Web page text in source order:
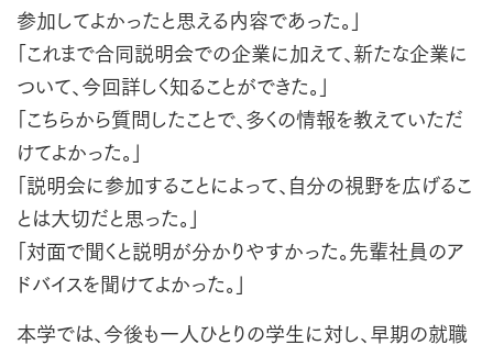
参加してよかったと思える内容であった。」
「これまで合同説明会での企業に加えて、新たな企業に
ついて、今回詳しく知ることができた。」
「こちらから質問したことで、多くの情報を教えていただ
けてよかった。」
「説明会に参加することによって、自分の視野を広げるこ
とは大切だと思った。」
「対面で聞くと説明が分かりやすかった。先輩社員のア
ドバイスを聞けてよかった。」
本学では、今後も一人ひとりの学生に対し、早期の就職